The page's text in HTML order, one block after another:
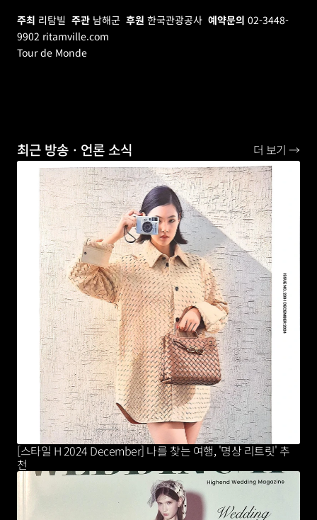
주최 리탐빌 주관 남해군 후원 한국관광공사 예약문의 02-3448-
9902 ritamville.com
Tour de Monde
최근 방송ㆍ언론 소식 더 보기 →
[스타일 H 2024 December] 나를 찾는 여행, '명상 리트릿' 추
천